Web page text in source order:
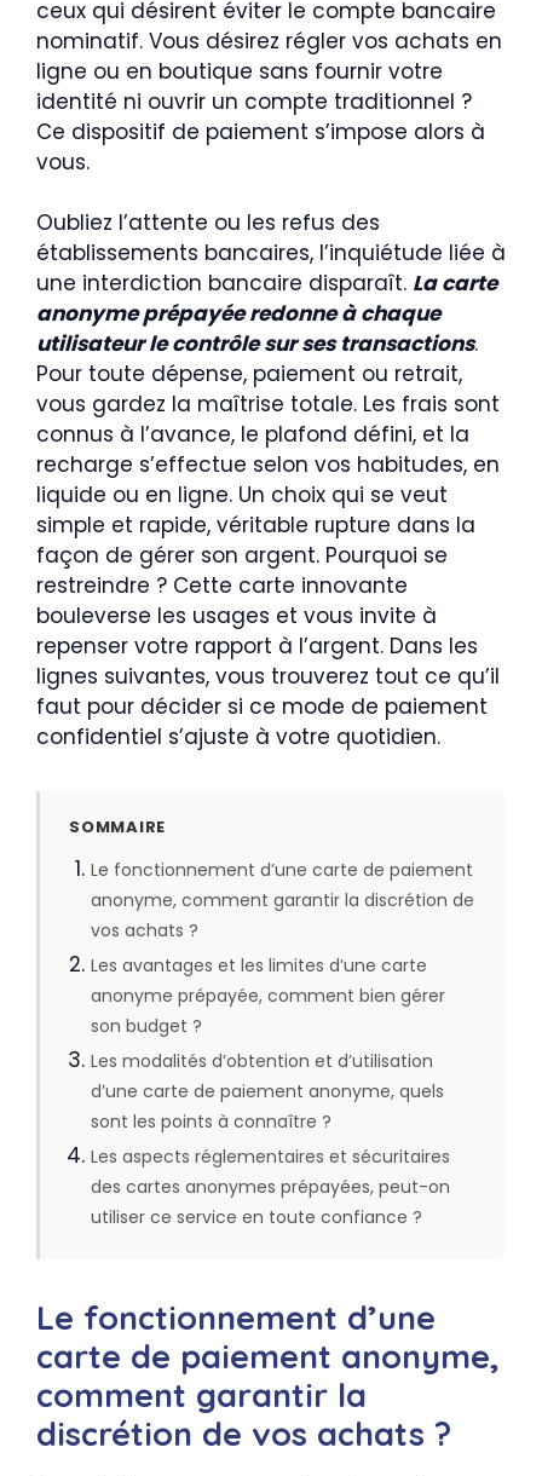
ceux qui désirent éviter le compte bancaire
nominatif. Vous désirez régler vos achats en
ligne ou en boutique sans fournir votre
identité ni ouvrir un compte traditionnel ?
Ce dispositif de paiement s’impose alors à
vous.
Oubliez l’attente ou les refus des
établissements bancaires, l’inquiétude liée à
une interdiction bancaire disparaît. La carte
anonyme prépayée redonne à chaque
utilisateur le contrôle sur ses transactions.
Pour toute dépense, paiement ou retrait,
vous gardez la maîtrise totale. Les frais sont
connus à l’avance, le plafond défini, et la
recharge s’effectue selon vos habitudes, en
liquide ou en ligne. Un choix qui se veut
simple et rapide, véritable rupture dans la
façon de gérer son argent. Pourquoi se
restreindre ? Cette carte innovante
bouleverse les usages et vous invite à
repenser votre rapport à l’argent. Dans les
lignes suivantes, vous trouverez tout ce qu’il
faut pour décider si ce mode de paiement
confidentiel s’ajuste à votre quotidien.
SOMMAIRE
Le fonctionnement d’une carte de paiement
anonyme, comment garantir la discrétion de
vos achats ?
Les avantages et les limites d’une carte
anonyme prépayée, comment bien gérer
son budget ?
Les modalités d’obtention et d’utilisation
d’une carte de paiement anonyme, quels
sont les points à connaître ?
Les aspects réglementaires et sécuritaires
des cartes anonymes prépayées, peut-on
utiliser ce service en toute confiance ?
Le fonctionnement d’une
carte de paiement anonyme,
comment garantir la
discrétion de vos achats ?